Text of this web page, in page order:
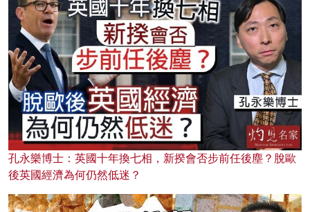
孔永樂博士：英國十年換七相，新揆會否步前任後塵？脫歐
後英國經濟為何仍然低迷？